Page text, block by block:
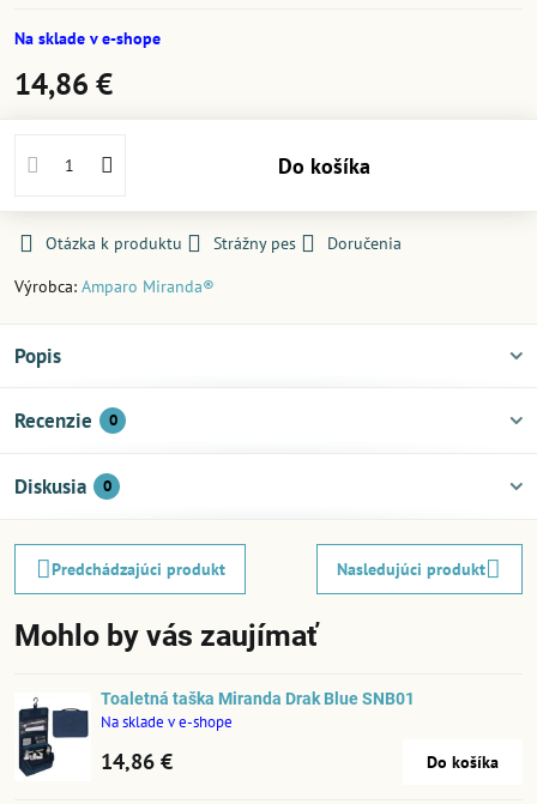
Na sklade v e-shope
14,86 €
Do košíka
Otázka k produktu Strážny pes
Doručenia
Výrobca: Amparo Miranda®
Popis
Recenzie 0
Diskusia 0
Predchádzajúci produkt Nasledujúci produkt
Mohlo by vás zaujímať
Toaletná taška Miranda Drak Blue SNB01
Na sklade v e-shope
14,86 € Do košíka